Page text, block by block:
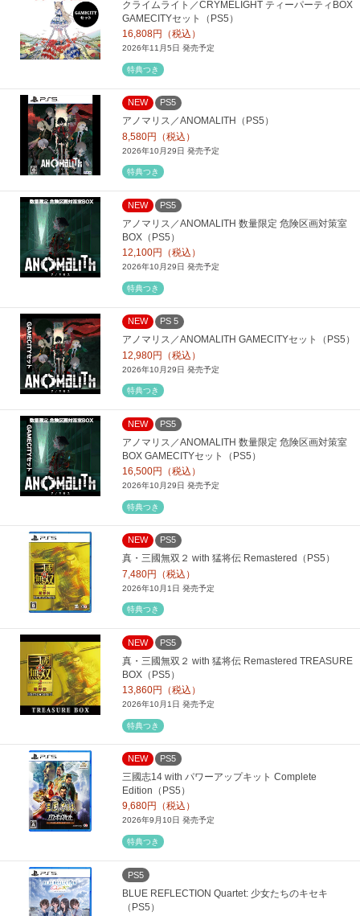
クライムライト／CRYMELIGHT ティーパーティBOX
GAMECITYセット（PS5）
16,808円（税込）
2026年11月5日 発売予定
特典つき
NEW PS5
アノマリス／ANOMALITH（PS5）
8,580円（税込）
2026年10月29日 発売予定
特典つき
NEW PS5
アノマリス／ANOMALITH 数量限定 危険区画対策室
BOX（PS5）
12,100円（税込）
2026年10月29日 発売予定
特典つき
NEW PS 5
アノマリス／ANOMALITH GAMECITYセット（PS5）
12,980円（税込）
2026年10月29日 発売予定
特典つき
NEW PS5
アノマリス／ANOMALITH 数量限定 危険区画対策室
BOX GAMECITYセット（PS5）
16,500円（税込）
2026年10月29日 発売予定
特典つき
NEW PS5
真・三國無双２ with 猛将伝 Remastered（PS5）
7,480円（税込）
2026年10月1日 発売予定
特典つき
NEW PS5
真・三國無双２ with 猛将伝 Remastered TREASURE
BOX（PS5）
13,860円（税込）
2026年10月1日 発売予定
特典つき
NEW PS5
三國志14 with パワーアップキット Complete
Edition（PS5）
9,680円（税込）
2026年9月10日 発売予定
特典つき
PS5
BLUE REFLECTION Quartet: 少女たちのキセキ
（PS5）